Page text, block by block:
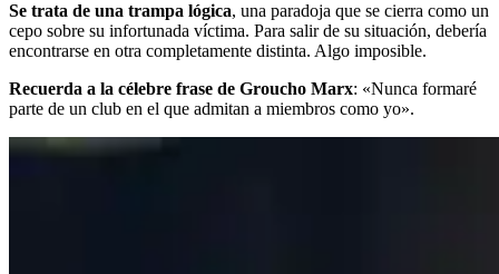
Se trata de una trampa lógica, una paradoja que se cierra como un
cepo sobre su infortunada víctima. Para salir de su situación, debería
encontrarse en otra completamente distinta. Algo imposible.
Recuerda a la célebre frase de Groucho Marx: «Nunca formaré
parte de un club en el que admitan a miembros como yo».